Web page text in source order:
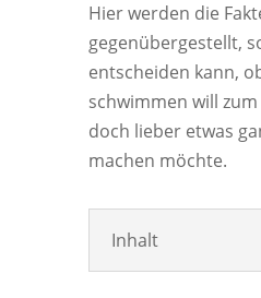
Hier werden die
gegenübergestellt,
entscheiden kann,
schwimmen will
doch lieber etwas
machen möchte.
Inhalt